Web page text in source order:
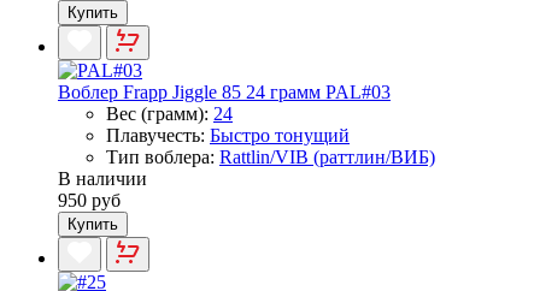
Купить
Воблер Frapp Jiggle 85 24 грамм PAL#03
Вес (грамм): 24
Плавучесть: Быстро тонущий
Тип воблера: Rattlin/VIB (раттлин/ВИБ)
В наличии
950 руб
Купить